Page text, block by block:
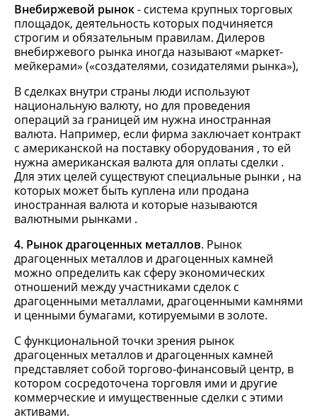
Внебиржевой рынок- система крупных торговых
площадок, деятельность которых подчиняется
строгим и обязательным правилам. Дилеров
внебиржевого рынка иногда называют «маркет-
мейкерами» («создателями, созидателями рынка»),
В сделках внутри страны люди используют
национальную валюту, но для проведения
операций за границей им нужна иностранная
валюта. Например, если фирма заключает контракт
с американской на поставку оборудования , то ей
нужна американская валюта для оплаты сделки .
Для этих целей существуют специальные рынки , на
которых может быть куплена или продана
иностранная валюта и которые называются
валютными рынками .
4. Рынок драгоценных металлов. Рынок
драгоценных металлов и драгоценных камней
можно определить как сферу экономических
отношений между участниками сделок с
драгоценными металлами, драгоценными камнями
и ценными бумагами, котируемыми в золоте.
С функциональной точки зрения рынок
драгоценных металлов и драгоценных камней
представляет собой торгово-финансовый центр, в
котором сосредоточена торговля ими и другие
коммерческие и имущественные сделки с этими
активами.